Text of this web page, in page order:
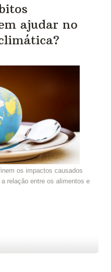
ajudar no
os impactos causados
relação entre os alimentos e